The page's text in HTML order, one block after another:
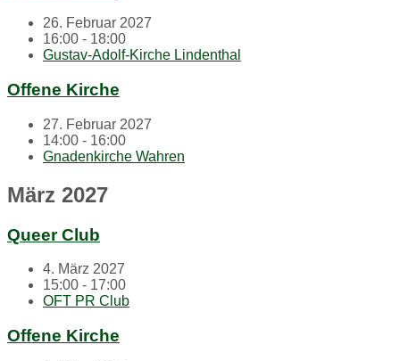
26. Februar 2027
16:00 - 18:00
Gustav-Adolf-Kirche Lindenthal
Offene Kirche
27. Februar 2027
14:00 - 16:00
Gnadenkirche Wahren
März 2027
Queer Club
4. März 2027
15:00 - 17:00
OFT PR Club
Offene Kirche